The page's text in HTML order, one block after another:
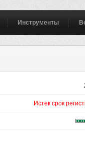
Инструменты
Истек срок